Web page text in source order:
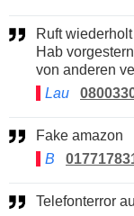
Ruft wiederholt an und sagt nix, legt gleich wieder auf.
Hab
von anderen
Lau
Fake amazon
B
Telefonterror